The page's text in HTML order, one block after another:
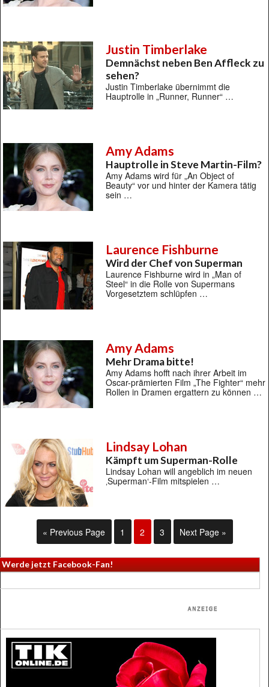
Justin Timberlake
Demnächst neben Ben Affleck zu
sehen?
Justin Timberlake übernimmt die
Hauptrolle in „Runner, Runner“ …
Amy Adams
Hauptrolle in Steve Martin-Film?
Amy Adams wird für „An Object of
Beauty“ vor und hinter der Kamera tätig
sein …
Laurence Fishburne
Wird der Chef von Superman
Laurence Fishburne wird in „Man of
Steel“ in die Rolle von Supermans
Vorgesetztem schlüpfen …
Amy Adams
Mehr Drama bitte!
Amy Adams hofft nach ihrer Arbeit im
Oscar-prämierten Film „The Fighter“ mehr
Rollen in Dramen ergattern zu können …
Lindsay Lohan
Kämpft um Superman-Rolle
Lindsay Lohan will angeblich im neuen
‚Superman‘-Film mitspielen …
« Previous Page 1 2 3 Next Page »
Werde jetzt Facebook-Fan!